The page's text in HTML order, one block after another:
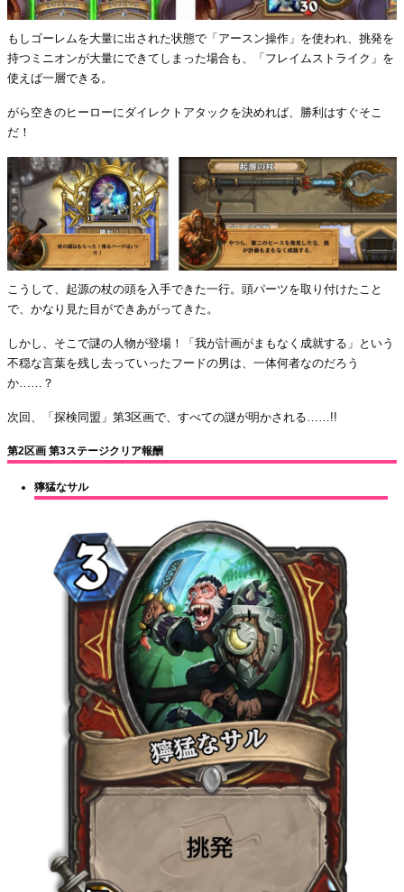
もしゴーレムを大量に出された状態で「アースン操作」を使われ、挑発を
持つミニオンが大量にできてしまった場合も、「フレイムストライク」を
使えば一層できる。
がら空きのヒーローにダイレクトアタックを決めれば、勝利はすぐそこ
だ！
こうして、起源の杖の頭を入手できた一行。頭パーツを取り付けたこと
で、かなり見た目ができあがってきた。
しかし、そこで謎の人物が登場！「我が計画がまもなく成就する」という
不穏な言葉を残し去っていったフードの男は、一体何者なのだろう
か……？
次回、「探検同盟」第3区画で、すべての謎が明かされる……!!
第2区画 第3ステージクリア報酬
獰猛なサル